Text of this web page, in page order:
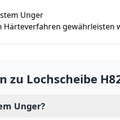
Unger
zu Lochscheibe
Unger?